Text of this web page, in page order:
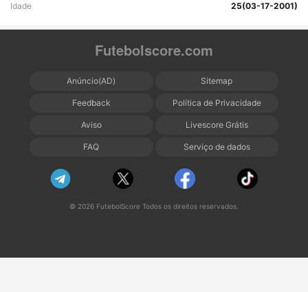
Idade 25(03-17-2001)
Futebolscore.com
Anúncio(AD) Sitemap
Feedback Política de Privacidade
Aviso Livescore Grátis
FAQ Serviço de dados
© 2026 FutebolScore Todos os direitos reservados.